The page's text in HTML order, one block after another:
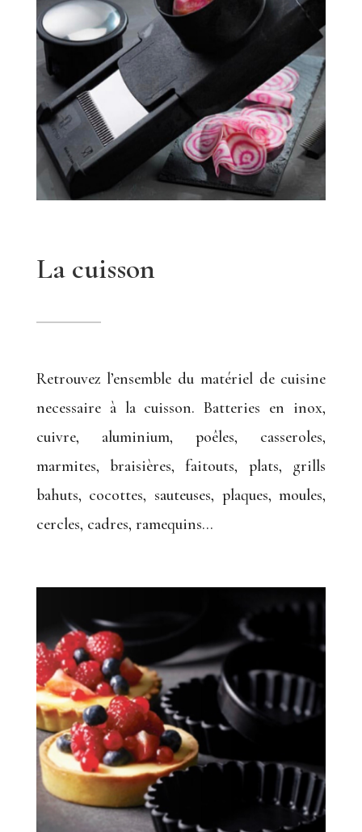
La cuisson
Retrouvez l’ensemble du matériel de cuisine
necessaire à la cuisson. Batteries en inox,
cuivre, aluminium, poêles, casseroles,
marmites, braisières, faitouts, plats, grills
bahuts, cocottes, sauteuses, plaques, moules,
cercles, cadres, ramequins…